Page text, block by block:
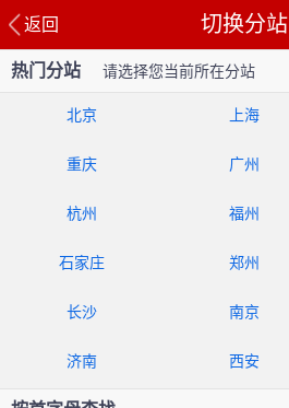
返回 切换分站
热门分站 请选择您当前所在分站
北京 上海
重庆 广州
杭州 福州
石家庄 郑州
长沙 南京
济南 西安